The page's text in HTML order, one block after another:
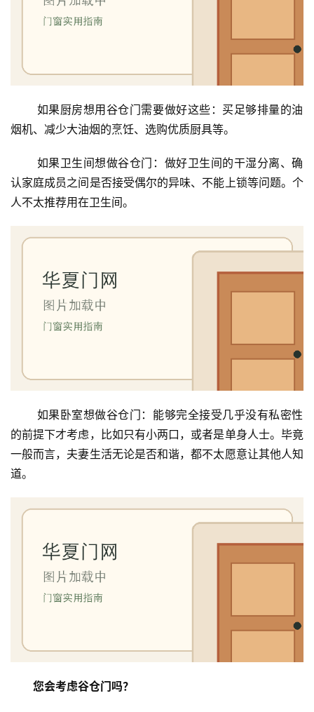
烟机、减少大油烟的烹饪、选购优质厨具等。
认家庭成员之间是否接受偶尔的异味、不能上锁等问题。个
人不太推荐用在卫生间。
的前提下才考虑，比如只有小两口，或者是单身人士。毕竟
一般而言，夫妻生活无论是否和谐，都不太愿意让其他人知
道。
您会考虑谷仓门吗？